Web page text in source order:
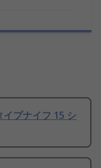
イプナイフ 15 シ